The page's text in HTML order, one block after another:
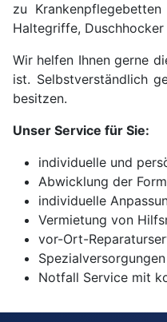
zu
Haltegriffe,
Wir helfen Ihnen gerne
ist. Selbstverständlich
besitzen.
Unser Service für Sie:
individuelle und
Abwicklung der
individuelle
Vermietung von
vor-Ort-
Notfall Service mit